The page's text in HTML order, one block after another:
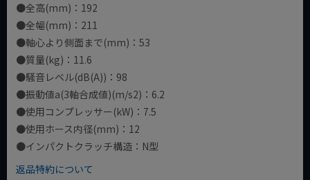
●全高(mm)：192
●全幅(mm)：211
●軸心より側面まで(mm)：53
●質量(kg)：11.6
●騒音レベル(dB(A))：98
●振動値a(3軸合成値)(m/s2)：6.2
●使用コンプレッサー(kW)：7.5
●使用ホース内径(mm)：12
●インパクトクラッチ構造：N型
返品特約について